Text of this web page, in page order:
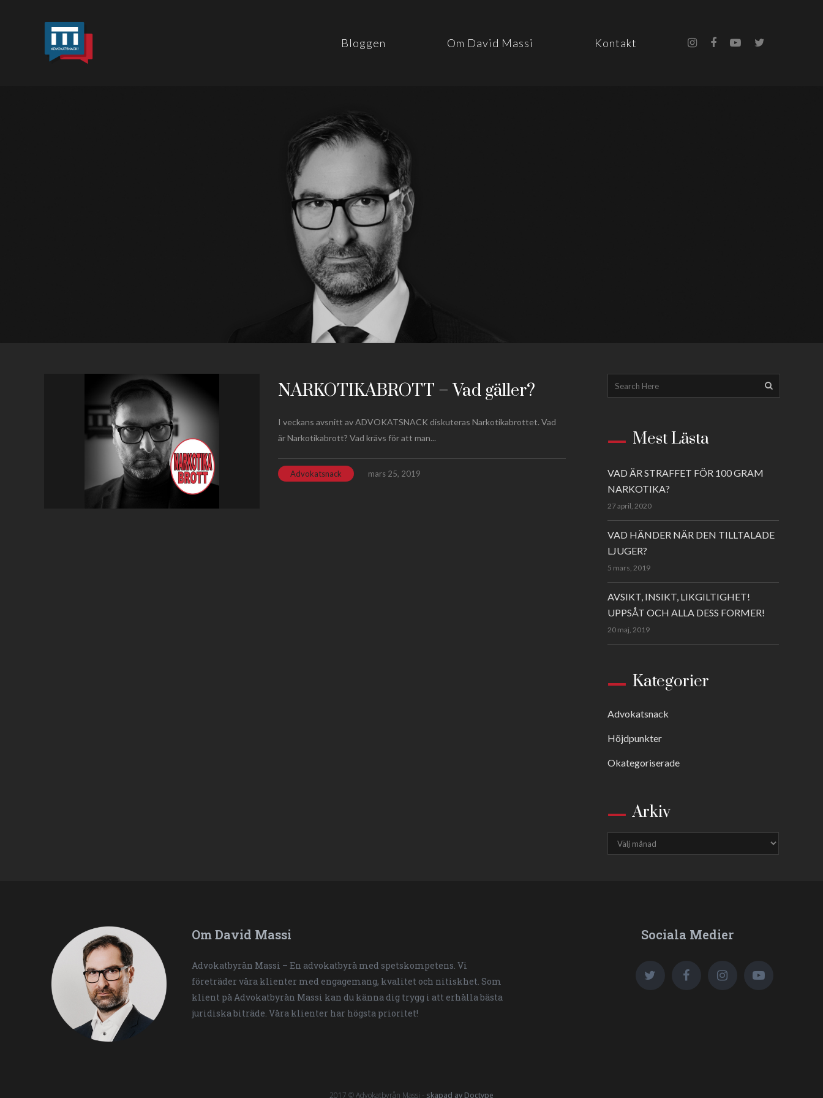
Bloggen Om David Massi Kontakt
NARKOTIKABROTT – Vad gäller?
I veckans avsnitt av ADVOKATSNACK diskuteras Narkotikabrottet. Vad
är Narkotikabrott? Vad krävs för att man...
Advokatsnack mars 25, 2019
Mest Lästa
VAD ÄR STRAFFET FÖR 100 GRAM
NARKOTIKA?
27 april, 2020
VAD HÄNDER NÄR DEN TILLTALADE
LJUGER?
5 mars, 2019
AVSIKT, INSIKT, LIKGILTIGHET!
UPPSÅT OCH ALLA DESS FORMER!
20 maj, 2019
Kategorier
Advokatsnack
Höjdpunkter
Okategoriserade
Arkiv
Om David Massi
Advokatbyrån Massi – En advokatbyrå med spetskompetens. Vi
företräder våra klienter med engagemang, kvalitet och nitiskhet. Som
klient på Advokatbyrån Massi kan du känna dig trygg i att erhålla bästa
juridiska biträde. Våra klienter har högsta prioritet!
Sociala Medier
2017 © Advokatbyrån Massi - skapad av Doctype